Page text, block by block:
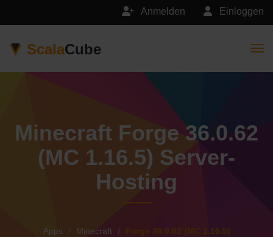
Einloggen
Anmelden
ScalaCube
Minecraft Forge 36.0.62
(MC 1.16.5) Server-
Hosting
Apps Minecraft Forge 36.0.62 (MC 1.16.5)